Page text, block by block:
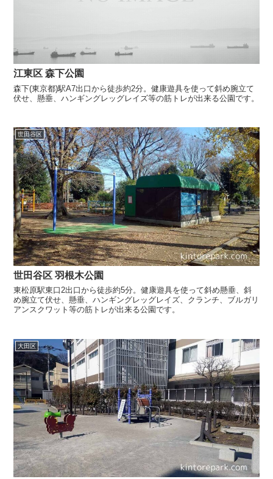
江東区 森下公園
森下(東京都)駅A7出口から徒歩約2分。健康遊具を使って斜め腕立て
伏せ、懸垂、ハンギングレッグレイズ等の筋トレが出来る公園です。
世田谷区
世田谷区 羽根木公園
東松原駅東口2出口から徒歩約5分。健康遊具を使って斜め懸垂、斜
め腕立て伏せ、懸垂、ハンギングレッグレイズ、クランチ、ブルガリ
アンスクワット等の筋トレが出来る公園です。
大田区